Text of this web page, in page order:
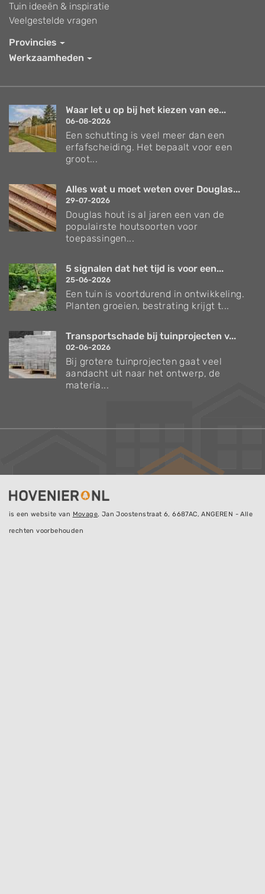
Tuin ideeën & inspiratie
Veelgestelde vragen
Provincies
Werkzaamheden
Waar let u op bij het kiezen van ee...
06-08-2026
Een schutting is veel meer dan een
erfafscheiding. Het bepaalt voor een
groot...
Alles wat u moet weten over Douglas...
29-07-2026
Douglas hout is al jaren een van de
populairste houtsoorten voor
toepassingen...
5 signalen dat het tijd is voor een...
25-06-2026
Een tuin is voortdurend in ontwikkeling.
Planten groeien, bestrating krijgt t...
Transportschade bij tuinprojecten v...
02-06-2026
Bij grotere tuinprojecten gaat veel
aandacht uit naar het ontwerp, de
materia...
is een website van Movage, Jan Joostenstraat 6, 6687AC, ANGEREN - Alle
rechten voorbehouden